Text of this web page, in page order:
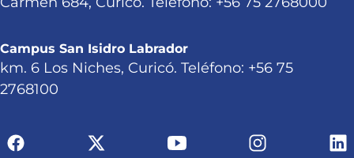
Campus San Isidro Labrador
km. 6 Los Niches, Curicó. Teléfono: +56 75
2768100